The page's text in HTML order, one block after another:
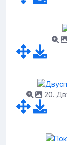
20.